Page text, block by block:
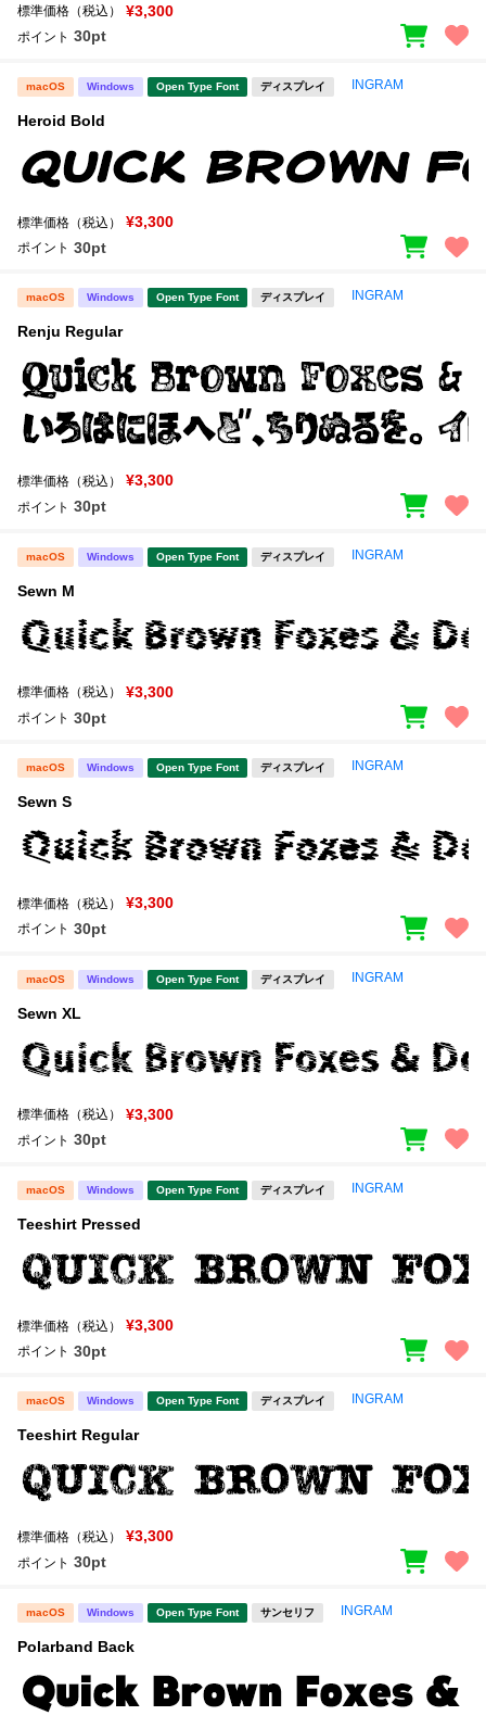
標準価格（税込） ¥3,300
ポイント 30pt
macOS Windows Open Type Font ディスプレイ INGRAM
Heroid Bold
標準価格（税込） ¥3,300
ポイント 30pt
macOS Windows Open Type Font ディスプレイ INGRAM
Renju Regular
標準価格（税込） ¥3,300
ポイント 30pt
macOS Windows Open Type Font ディスプレイ INGRAM
Sewn M
標準価格（税込） ¥3,300
ポイント 30pt
macOS Windows Open Type Font ディスプレイ INGRAM
Sewn S
標準価格（税込） ¥3,300
ポイント 30pt
macOS Windows Open Type Font ディスプレイ INGRAM
Sewn XL
標準価格（税込） ¥3,300
ポイント 30pt
macOS Windows Open Type Font ディスプレイ INGRAM
Teeshirt Pressed
標準価格（税込） ¥3,300
ポイント 30pt
macOS Windows Open Type Font ディスプレイ INGRAM
Teeshirt Regular
標準価格（税込） ¥3,300
ポイント 30pt
macOS Windows Open Type Font サンセリフ INGRAM
Polarband Back